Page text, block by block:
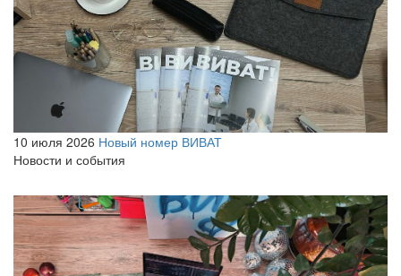
10 июля 2026 Новый номер ВИВАТ
Новости и события